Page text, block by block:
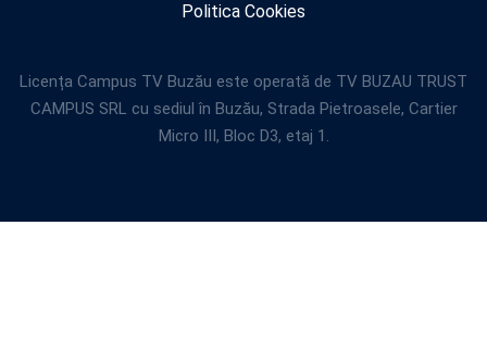
Politica Cookies
Licența Campus TV Buzău este operată de TV BUZAU TRUST
CAMPUS SRL cu sediul în Buzău, Strada Pietroasele, Cartier
Micro III, Bloc D3, etaj 1.